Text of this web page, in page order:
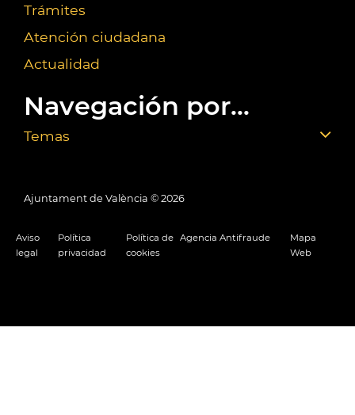
Trámites
Atención ciudadana
Actualidad
Navegación por...
Temas
Ajuntament de València © 2026
Aviso
legal
Política
privacidad
Política de
cookies
Agencia Antifraude
Mapa
Web